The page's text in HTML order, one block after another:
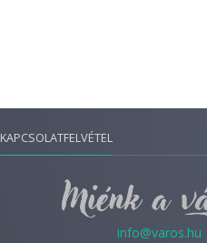
KAPCSOLATFELVÉTEL
info@varos.hu